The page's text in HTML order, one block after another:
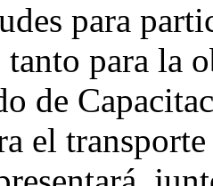
para
para la
de
el